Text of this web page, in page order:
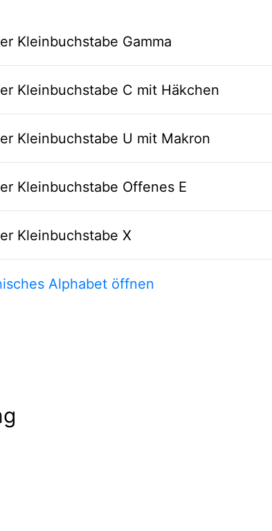
Kleinbuchstabe Gamma
Kleinbuchstabe C mit Häkchen
Kleinbuchstabe U mit Makron
Kleinbuchstabe Offenes E
Kleinbuchstabe X
Alphabet öffnen